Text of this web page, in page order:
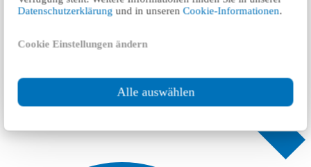
Datenschutzerklärung und in unserenCookie-Informationen.
Cookie Einstellungen ändern
Alle auswählen